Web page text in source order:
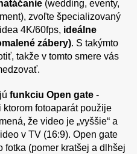
(wedding, eventy,
zvoľte špecializovaný
4K/60fps, ideálne
zábery). S takýmto
takže v tomto smere vás
funkciu Open gate -
fotoaparát použije
že video je „vyššie“ a
v TV (16:9). Open gate
fotka (pomer kratšej a dlhšej